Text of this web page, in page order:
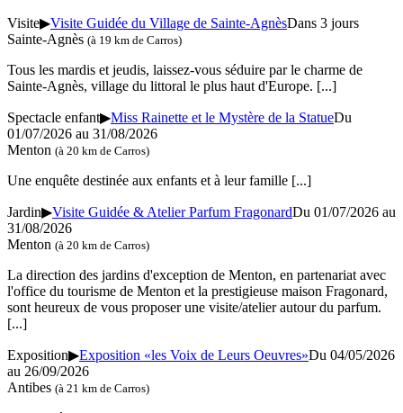
Visite▶Visite Guidée du Village de Sainte-AgnèsDans 3 jours
Sainte-Agnès (à 19 km de Carros)
Tous les mardis et jeudis, laissez-vous séduire par le charme de
Sainte-Agnès, village du littoral le plus haut d'Europe. [...]
Spectacle enfant▶Miss Rainette et le Mystère de la StatueDu
01/07/2026 au 31/08/2026
Menton (à 20 km de Carros)
Une enquête destinée aux enfants et à leur famille [...]
Jardin▶Visite Guidée & Atelier Parfum FragonardDu 01/07/2026 au
31/08/2026
Menton (à 20 km de Carros)
La direction des jardins d'exception de Menton, en partenariat avec
l'office du tourisme de Menton et la prestigieuse maison Fragonard,
sont heureux de vous proposer une visite/atelier autour du parfum.
[...]
Exposition▶Exposition «les Voix de Leurs Oeuvres»Du 04/05/2026
au 26/09/2026
Antibes (à 21 km de Carros)